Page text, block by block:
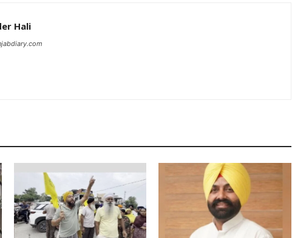
Hali